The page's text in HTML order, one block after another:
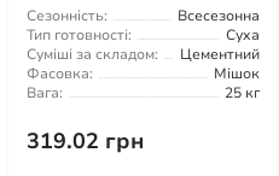
Сезонність:
Всесезонна
Тип готовності:
Суха
Суміші за складом:
Цементний
Фасовка:
Мішок
Вага:
25 кг
319.02 грн